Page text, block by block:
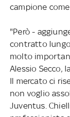
campione
"Però -
contratto
molto
Alessio Secco,
Il mercato ci
non voglio
Juventus.